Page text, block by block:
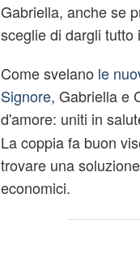
Gabriella, anche se
sceglie di dargli tutto
Come svelano le
Signore, Gabriella e
d'amore: uniti in
La coppia fa buon
trovare una
economici.